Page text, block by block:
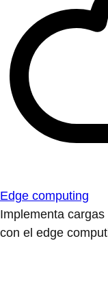
Edge computing
Implementa
con el edge